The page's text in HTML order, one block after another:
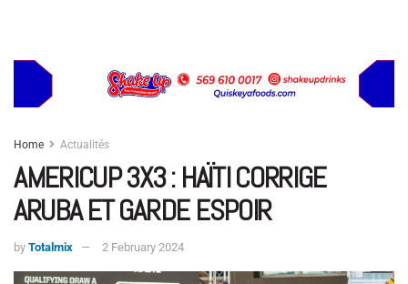
Home Actualités
AMERICUP 3X3 : HAÏTI CORRIGE
ARUBA ET GARDE ESPOIR
by Totalmix 2 February 2024